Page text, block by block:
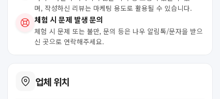
며, 작성하신 리뷰는 마케팅 용도로 활용될 수 있습니다.
체험 시 문제 발생 문의
체험 시 문제 또는 불만, 문의 등은 나우 알림톡/문자을 받으
신 곳으로 연락해주세요.
업체 위치